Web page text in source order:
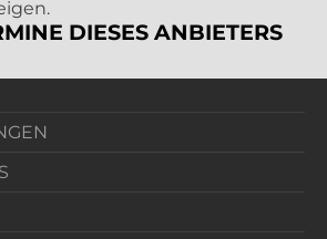
DIESES ANBIETERS